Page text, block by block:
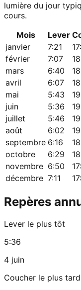
lumière du jour
cours.
Mois
Lever
janvier
7:21
février
7:07
mars
6:40
avril
6:07
mai
5:43
juin
5:36
juillet
5:46
août
6:02
septembre 6:16
octobre
6:29
novembre 6:50
décembre 7:11
Repères
Lever le plus tôt
5:36
4 juin
Coucher le plus tard